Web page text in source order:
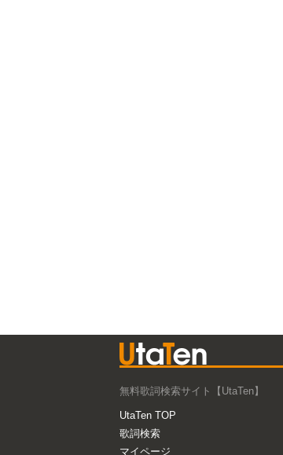
無料歌詞検索サイト【UtaTen】
UtaTen TOP
歌詞検索
マイページ